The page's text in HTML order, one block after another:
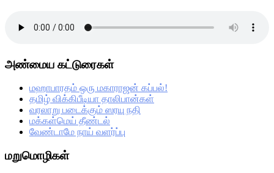
அண்மைய கட்டுரைகள்
மஹாபாரதம் ஒரு மகாராஜன் கப்பல்!
தமிழ் விக்கிபீடியா தாலிபான்கள்
வரலாறு படைக்கும் ஸரயு நதி
மக்கள்மெய் தீண்டல்
வேண்டாமே நாய் வளர்ப்பு
மறுமொழிகள்